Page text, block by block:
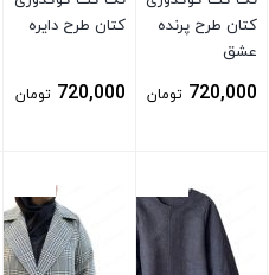
کتان طرح پرنده
عشق
720,000 تومان
کتان طرح دایره
720,000 تومان